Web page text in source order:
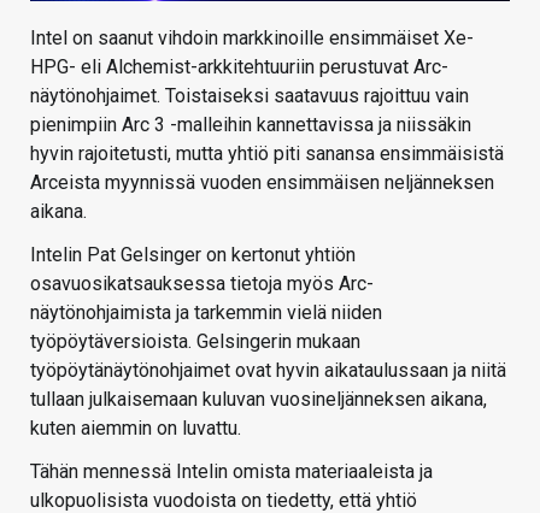
Intel on saanut vihdoin markkinoille ensimmäiset Xe-
HPG- eli Alchemist-arkkitehtuuriin perustuvat Arc-
näytönohjaimet. Toistaiseksi saatavuus rajoittuu vain
pienimpiin Arc 3 -malleihin kannettavissa ja niissäkin
hyvin rajoitetusti, mutta yhtiö piti sanansa ensimmäisistä
Arceista myynnissä vuoden ensimmäisen neljänneksen
aikana.
Intelin Pat Gelsinger on kertonut yhtiön
osavuosikatsauksessa tietoja myös Arc-
näytönohjaimista ja tarkemmin vielä niiden
työpöytäversioista. Gelsingerin mukaan
työpöytänäytönohjaimet ovat hyvin aikataulussaan ja niitä
tullaan julkaisemaan kuluvan vuosineljänneksen aikana,
kuten aiemmin on luvattu.
Tähän mennessä Intelin omista materiaaleista ja
ulkopuolisista vuodoista on tiedetty, että yhtiö